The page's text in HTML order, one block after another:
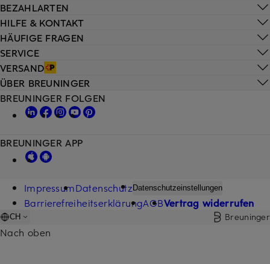
HILFE & KONTAKT
HÄUFIGE FRAGEN
SERVICE
VERSAND
BEZAHLARTEN
ÜBER BREUNINGER
BREUNINGER FOLGEN
BREUNINGER APP
ImpressumDatenschutz Datenschutzeinstellungen
BarrierefreiheitserklärungAGBVertrag widerrufen
CH Breuninger
Nach oben